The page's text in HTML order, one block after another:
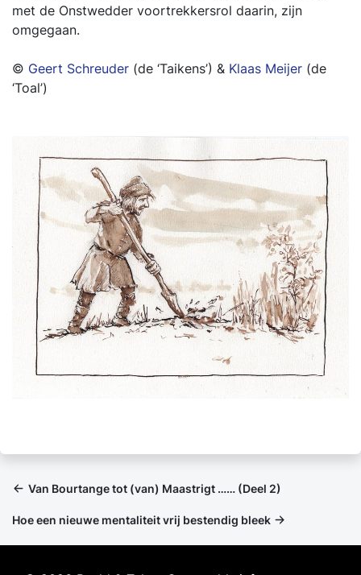
met de Onstwedder voortrekkersrol daarin, zijn
omgegaan.
© Geert Schreuder (de ‘Taikens’) & Klaas Meijer (de
‘Toal’)
Van Bourtange tot (van) Maastrigt …… (Deel 2)
Hoe een nieuwe mentaliteit vrij bestendig bleek